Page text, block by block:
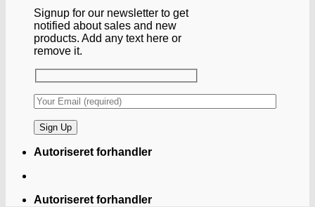
Signup for our newsletter to get
notified about sales and new
products. Add any text here or
remove it.
Autoriseret forhandler
Autoriseret forhandler